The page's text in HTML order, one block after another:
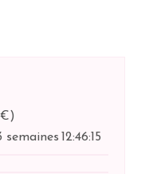
€)
semaines 12:46:14